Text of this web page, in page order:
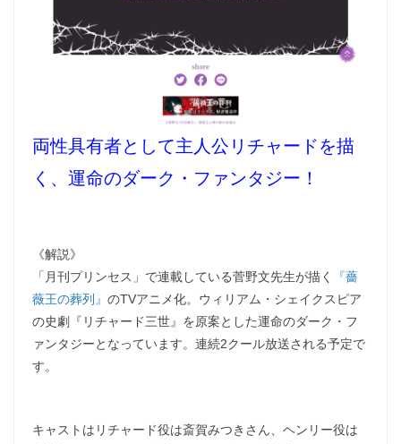
両性具有者として主人公リチャードを描
く、運命のダーク・ファンタジー！
《解説》
「月刊プリンセス」で連載している菅野文先生が描く
『薔
薇王の葬列』 のTVアニメ化。ウィリアム・シェイクスピア
の史劇『リチャード三世』を原案とした運命のダーク・フ
ァンタジーとなっています。連続2クール放送される予定で
す。
キャストはリチャード役は斎賀みつきさん、ヘンリー役は